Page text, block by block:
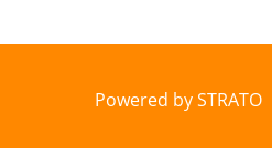
Powered by STRATO